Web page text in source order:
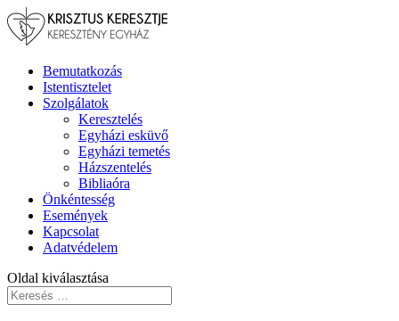
Bemutatkozás
Istentisztelet
Szolgálatok
Keresztelés
Egyházi esküvő
Egyházi temetés
Házszentelés
Bibliaóra
Önkéntesség
Események
Kapcsolat
Adatvédelem
Oldal kiválasztása